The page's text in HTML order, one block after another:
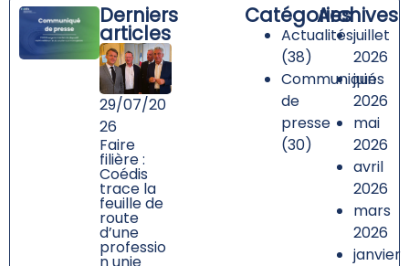
Catégories
Actualités
(38)
Communiqués
de
presse
(30)
Derniers
articles
29/07/20
26
Faire
filière :
Coédis
trace la
feuille de
route
d’une
professio
n unie
Archives
juillet
2026
juin
2026
mai
2026
avril
2026
mars
2026
janvier